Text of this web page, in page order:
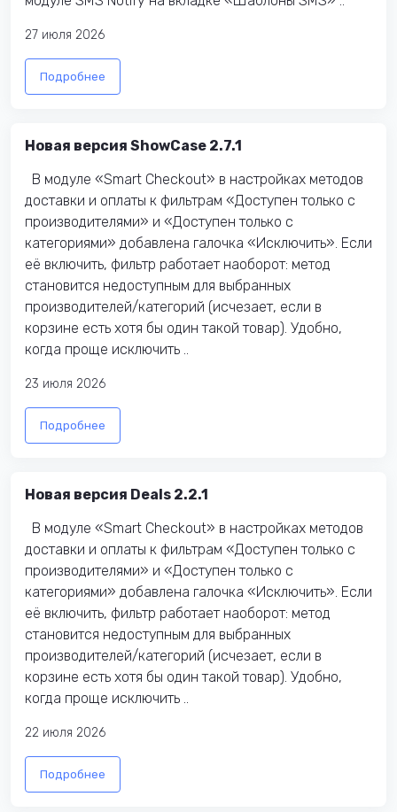
27 июля 2026
Подробнее
Новая версия ShowCase 2.7.1
В модуле «Smart Checkout» в настройках методов
доставки и оплаты к фильтрам «Доступен только с
производителями» и «Доступен только с
категориями» добавлена галочка «Исключить». Если
её включить, фильтр работает наоборот: метод
становится недоступным для выбранных
производителей/категорий (исчезает, если в
корзине есть хотя бы один такой товар). Удобно,
когда проще исключить ..
23 июля 2026
Подробнее
Новая версия Deals 2.2.1
В модуле «Smart Checkout» в настройках методов
доставки и оплаты к фильтрам «Доступен только с
производителями» и «Доступен только с
категориями» добавлена галочка «Исключить». Если
её включить, фильтр работает наоборот: метод
становится недоступным для выбранных
производителей/категорий (исчезает, если в
корзине есть хотя бы один такой товар). Удобно,
когда проще исключить ..
22 июля 2026
Подробнее